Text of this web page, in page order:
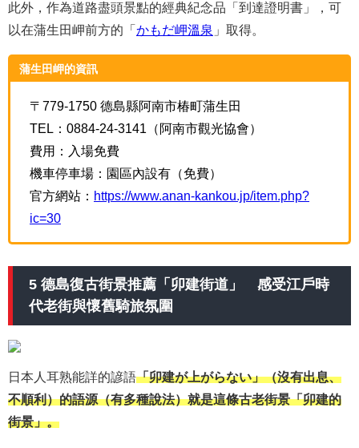
此外，作為道路盡頭景點的經典紀念品「到達證明書」，可
以在蒲生田岬前方的「 かもだ岬溫泉 」取得。
蒲生田岬的資訊
〒779-1750 德島縣阿南市椿町蒲生田
TEL：0884-24-3141（阿南市觀光協會）
費用：入場免費
機車停車場：園區內設有（免費）
官方網站： https://www.anan-kankou.jp/item.php?
ic=30
5 德島復古街景推薦「卯建街道」 感受江戶時
代老街與懷舊騎旅氛圍
日本人耳熟能詳的諺語「卯建が上がらない」（沒有出息、
不順利）的語源（有多種說法）就是這條古老街景「卯建的
街景」。